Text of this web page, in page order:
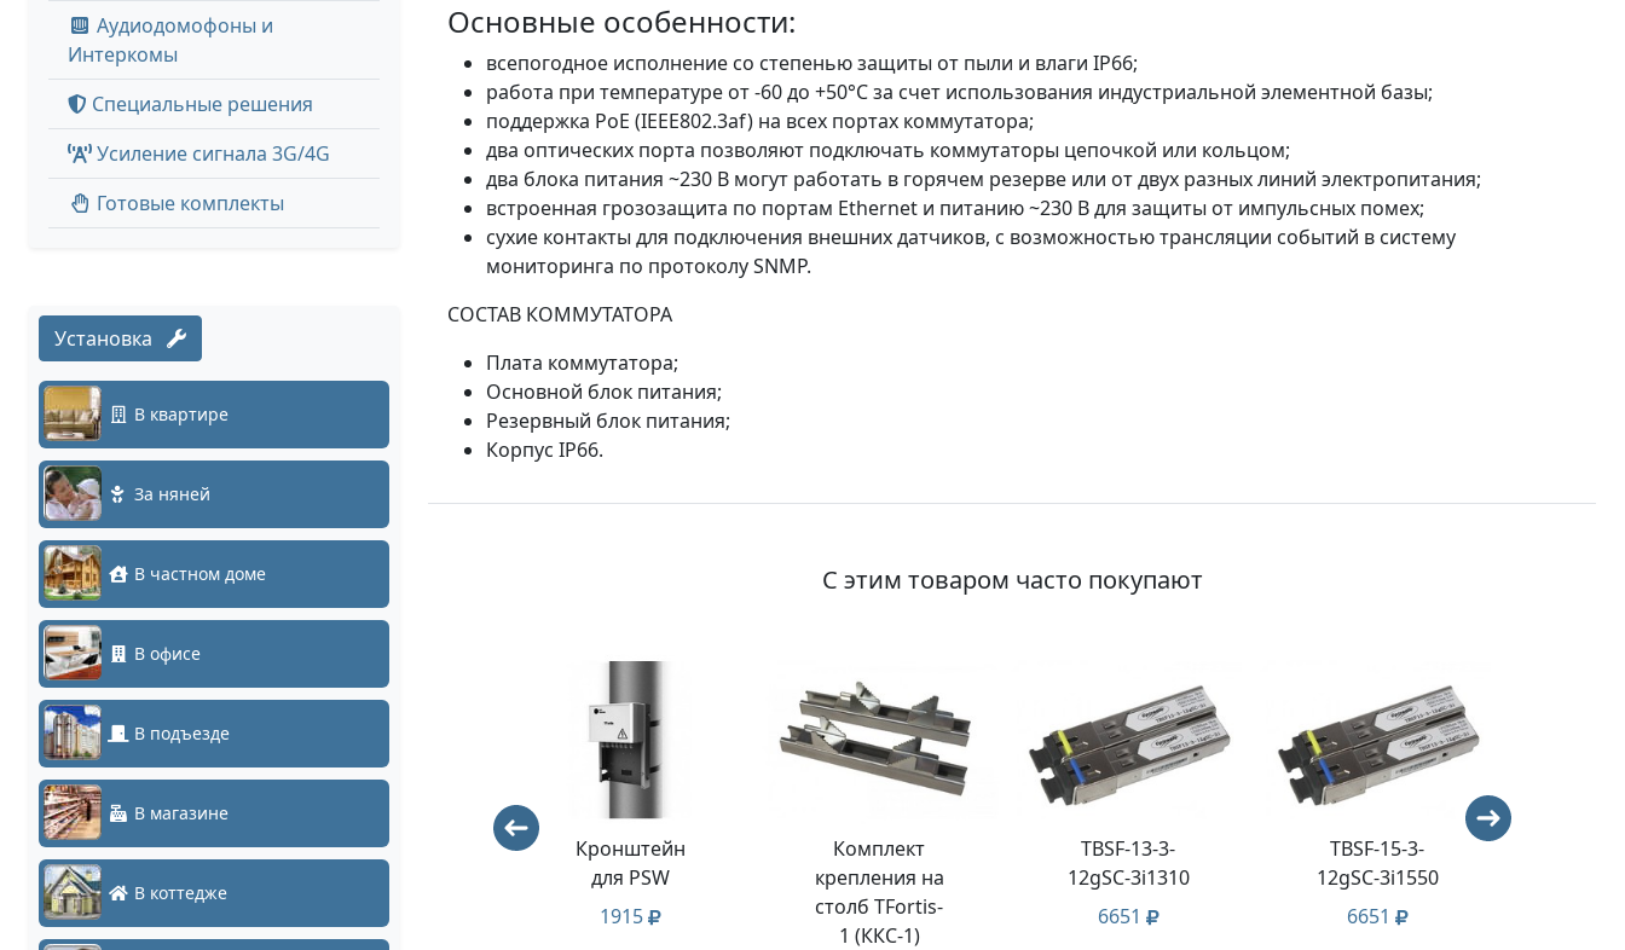
Аудиодомофоны и
Интеркомы
Специальные решения
Усиление сигнала 3G/4G
Готовые комплекты
Установка
В квартире
За няней
В частном доме
В офисе
В подъезде
В магазине
В коттедже
Основные особенности:
всепогодное исполнение со степенью защиты от пыли и влаги IP66;
работа при температуре от -60 до +50°С за счет использования индустриальной элементной базы;
поддержка PoE (IEEE802.3af) на всех портах коммутатора;
два оптических порта позволяют подключать коммутаторы цепочкой или кольцом;
два блока питания ~230 В могут работать в горячем резерве или от двух разных линий электропитания;
встроенная грозозащита по портам Ethernet и питанию~230 В для защиты от импульсных помех;
сухие контакты для подключения внешних датчиков, с возможностью трансляции событий в систему
мониторинга по протоколу SNMP.
СОСТАВ КОММУТАТОРА
Плата коммутатора;
Основной блок питания;
Резервный блок питания;
Корпус IP66.
С этим товаром часто покупают
TFortis
CrossBox-3
28622
TFortis
14151
Кронштейн
для PSW
1915
Комплект
крепления на
столб TFortis-
1 (ККС-1)
TBSF-13-3-
12gSC-3i1310
6651
TBSF-15-3-
12gSC-3i1550
6651